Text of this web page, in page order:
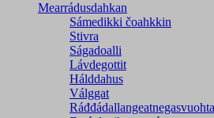
Mearrádusdahkan
Sámedikki čoahkkin
Stivra
Ságadoalli
Lávdegottit
Hálddahus
Válggat
Ráđđádallangeatnegas­vuohta